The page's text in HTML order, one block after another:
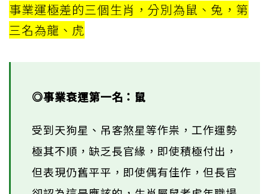
事業運極差的三個生肖，分別為鼠、兔，第
三名為龍、虎
◎事業衰運第一名：鼠
受到天狗星、吊客煞星等作祟，工作運勢
極其不順，缺乏長官緣，即使積極付出，
但表現仍舊平平，即使偶有佳作，但長官